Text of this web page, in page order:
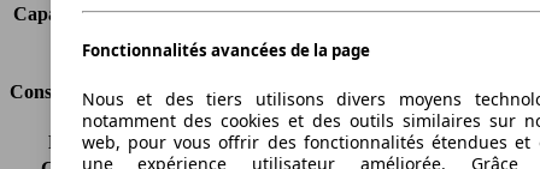
Capacité de remorquage (avec freins) 1000 kg
Volume du coffre
Consommation
Émissions de CO2*
96 g/km (komb.)
Fonctionnalités avancées de la page
Nous et des tiers utilisons divers moyens
notamment des cookies et des outils similaires sur
web, pour vous offrir des fonctionnalités étendues et
une expérience utilisateur améliorée.